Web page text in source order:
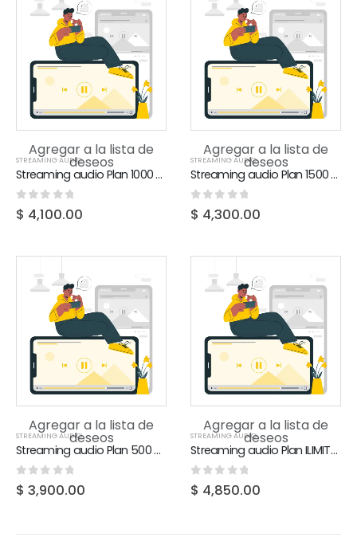
Agregar a la lista de
deseos
STREAMING AUDIO
Streaming audio Plan 1000 HD
0 out of 5
$ 4,100.00
Agregar a la lista de
deseos
STREAMING AUDIO
Streaming audio Plan 1500 HD
0 out of 5
$ 4,300.00
Agregar a la lista de
deseos
STREAMING AUDIO
Streaming audio Plan 500 HD
0 out of 5
$ 3,900.00
Agregar a la lista de
deseos
STREAMING AUDIO
Streaming audio Plan ILIMITADO HD
0 out of 5
$ 4,850.00